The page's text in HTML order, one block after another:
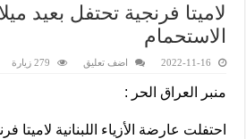
لاميتا فرنجية تحتفل بعيد
الاستحمام
2022-11-16 اضف تعليق 279 زيارة
منبر العراق الحر :
احتفلت عارضة الأزياء اللبنانية لاميتا